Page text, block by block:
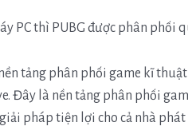
PC thì PUBG được phân phối
tảng phân phối game kĩ
Đây là nền tảng phân phối
pháp tiện lợi cho cả nhà